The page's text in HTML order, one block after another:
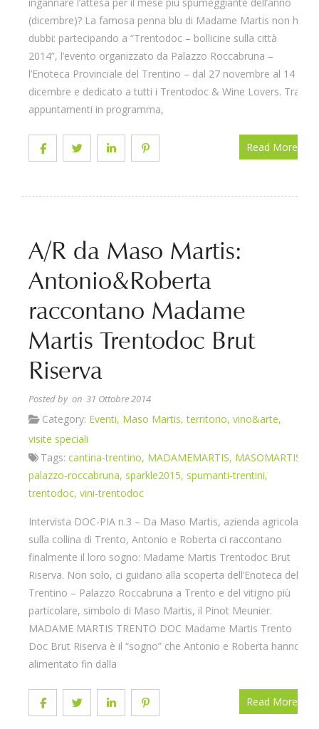
ingannare l’attesa per il mese più spumeggiante dell’anno
(dicembre)? La famosa penna blu di Madame Martis non ha
dubbi: partecipando a “Trentodoc – bollicine sulla città
2014”, l’evento organizzato da Palazzo Roccabruna –
l’Enoteca Provinciale del Trentino – dal 27 novembre al 14
dicembre e dedicato a tutti i Trentodoc & Wine Lovers. Tra
appuntamenti in programma,
Read More
A/R da Maso Martis:
Antonio&Roberta
raccontano Madame
Martis Trentodoc Brut
Riserva
Posted by on 31 Ottobre 2014
Category: Eventi, Maso Martis,territorio, vino&arte,
visite speciali
Tags: cantina-trentino, MADAMEMARTIS, MASOMARTIS
palazzo-roccabruna, sparkle2015, spumanti-trentini,
trentodoc, vini-trentodoc
Intervista DOC-PIA n.3 – Da Maso Martis, azienda agricola
sulla collina di Trento, Antonio e Roberta ci raccontano
finalmente il loro sogno: Madame Martis Trentodoc Brut
Riserva. Non solo, ci guidano alla scoperta dell’Enoteca del
Trentino – Palazzo Roccabruna a Trento e del vitigno più
particolare, simbolo di Maso Martis, il Pinot Meunier.
MADAME MARTIS TRENTO DOC Madame Martis Trento
Doc Brut Riserva è il “sogno” che Antonio e Roberta hanno
alimentato fin dalla
Read More